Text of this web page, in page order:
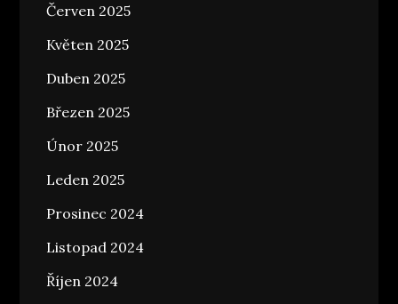
Červen 2025
Květen 2025
Duben 2025
Březen 2025
Únor 2025
Leden 2025
Prosinec 2024
Listopad 2024
Říjen 2024